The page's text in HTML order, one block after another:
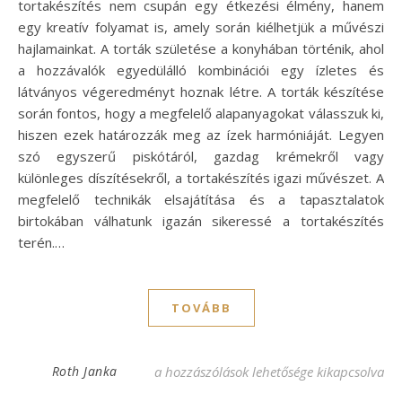
tortakészítés nem csupán egy étkezési élmény, hanem
egy kreatív folyamat is, amely során kiélhetjük a művészi
hajlamainkat. A torták születése a konyhában történik, ahol
a hozzávalók egyedülálló kombinációi egy ízletes és
látványos végeredményt hoznak létre. A torták készítése
során fontos, hogy a megfelelő alapanyagokat válasszuk ki,
hiszen ezek határozzák meg az ízek harmóniáját. Legyen
szó egyszerű piskótáról, gazdag krémekről vagy
különleges díszítésekről, a tortakészítés igazi művészet. A
megfelelő technikák elsajátítása és a tapasztalatok
birtokában válhatunk igazán sikeressé a tortakészítés
terén.…
TOVÁBB
Roth Janka Zila tortaforma receptek: Fedezd fel a
a hozzászólások lehetősége kikapcsolva